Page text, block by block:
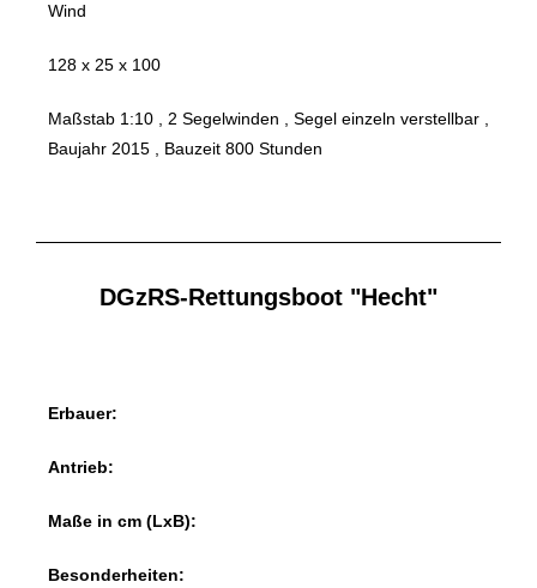
Wind
128 x 25 x 100
Maßstab 1:10 , 2 Segelwinden , Segel einzeln verstellbar ,
Baujahr 2015 , Bauzeit 800 Stunden
DGzRS-Rettungsboot "Hecht"
Erbauer:
Antrieb:
Maße in cm (LxB):
Besonderheiten: